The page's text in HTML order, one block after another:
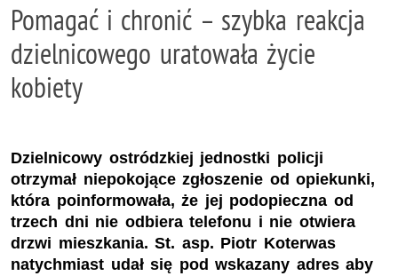
Pomagać i chronić – szybka reakcja
dzielnicowego uratowała życie
kobiety
Dzielnicowy ostródzkiej jednostki policji
otrzymał niepokojące zgłoszenie od opiekunki,
która poinformowała, że jej podopieczna od
trzech dni nie odbiera telefonu i nie otwiera
drzwi mieszkania. St. asp. Piotr Koterwas
natychmiast udał się pod wskazany adres aby